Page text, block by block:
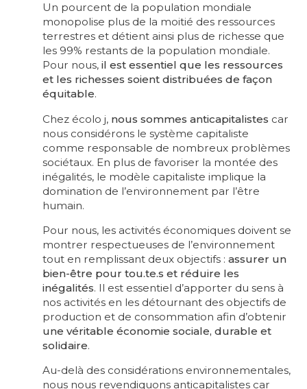
Un pourcent de la population mondiale
monopolise plus de la moitié des ressources
terrestres et détient ainsi plus de richesse que
les 99% restants de la population mondiale.
Pour nous, il est essentiel que les ressources
et les richesses soient distribuées de façon
équitable.
Chez écolo j, nous sommes anticapitalistes car
nous considérons le système capitaliste
comme responsable de nombreux problèmes
sociétaux. En plus de favoriser la montée des
inégalités, le modèle capitaliste implique la
domination de l’environnement par l’être
humain.
Pour nous, les activités économiques doivent se
montrer respectueuses de l’environnement
tout en remplissant deux objectifs : assurer un
bien-être pour tou.te.s et réduire les
inégalités. Il est essentiel d’apporter du sens à
nos activités en les détournant des objectifs de
production et de consommation afin d’obtenir
une véritable économie sociale, durable et
solidaire.
Au-delà des considérations environnementales,
nous nous revendiquons anticapitalistes car